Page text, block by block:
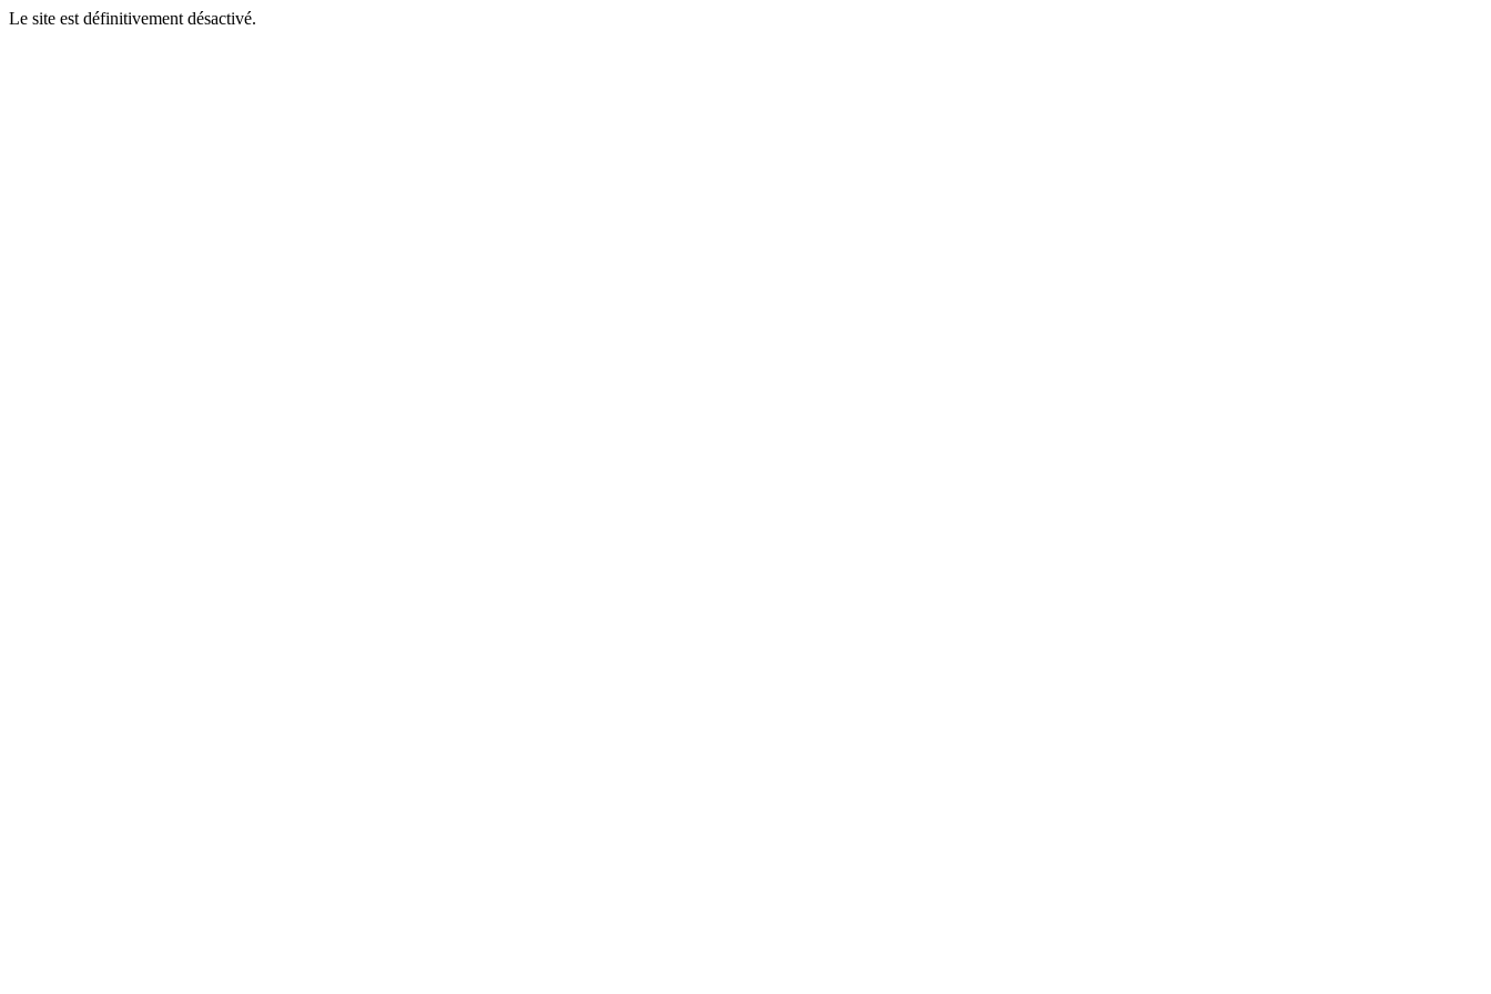
Le site est définitivement désactivé.